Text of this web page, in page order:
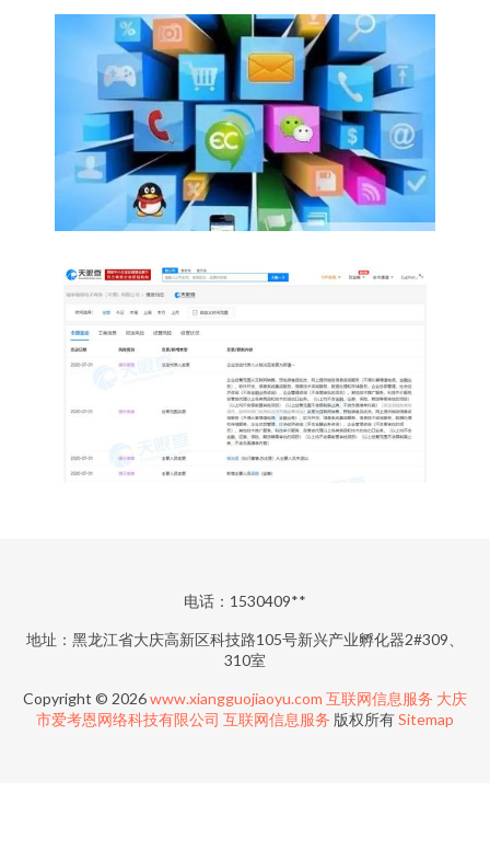
电话：1530409**
地址：黑龙江省大庆高新区科技路105号新兴产业孵化器2#309、
310室
Copyright © 2026www.xiangguojiaoyu.com 互联网信息服务 大庆
市爱考恩网络科技有限公司 互联网信息服务 版权所有Sitemap